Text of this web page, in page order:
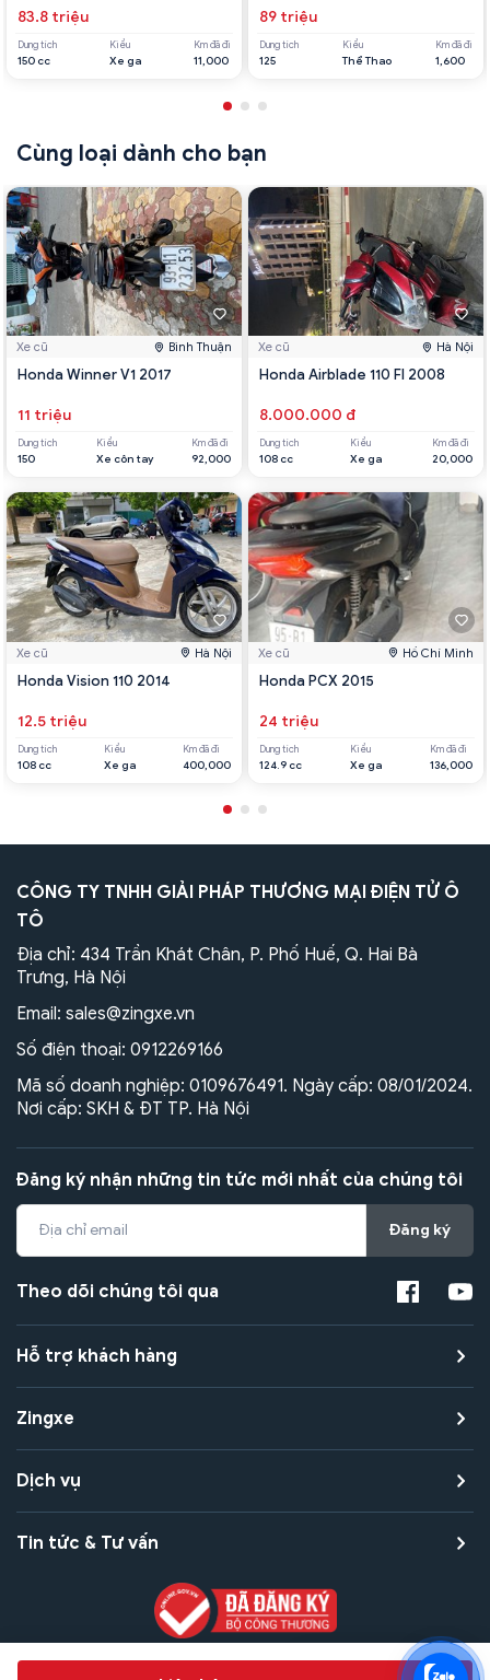
83.8 triệu
Dung tích
150 cc
Kiểu
Xe ga
Km đã đi
11,000
89 triệu
Dung tích
125
Kiểu
Thể Thao
Km đã đi
1,600
Cùng loại dành cho bạn
Xe cũ Bình Thuận
Honda Winner V1 2017
11 triệu
Dung tích
150
Kiểu
Xe côn tay
Km đã đi
92,000
Xe cũ Hà Nội
Honda Vision 110 2014
12.5 triệu
Dung tích
108 cc
Kiểu
Xe ga
Km đã đi
400,000
Xe cũ Hà Nội
Honda Airblade 110 FI 2008
8.000.000 đ
Dung tích
108 cc
Kiểu
Xe ga
Km đã đi
20,000
Xe cũ Hồ Chí Minh
Honda PCX 2015
24 triệu
Dung tích
124.9 cc
Kiểu
Xe ga
Km đã đi
136,000
CÔNG TY TNHH GIẢI PHÁP THƯƠNG MẠI ĐIỆN TỬ Ô
TÔ
Địa chỉ: 434 Trần Khát Chân, P. Phố Huế, Q. Hai Bà
Trưng, Hà Nội
Email: sales@zingxe.vn
Số điện thoại: 0912269166
Mã số doanh nghiệp: 0109676491. Ngày cấp: 08/01/2024.
Nơi cấp: SKH & ĐT TP. Hà Nội
Đăng ký nhận những tin tức mới nhất của chúng tôi
Đăng ký
Theo dõi chúng tôi qua
Hỗ trợ khách hàng
Zingxe
Dịch vụ
Tin tức & Tư vấn